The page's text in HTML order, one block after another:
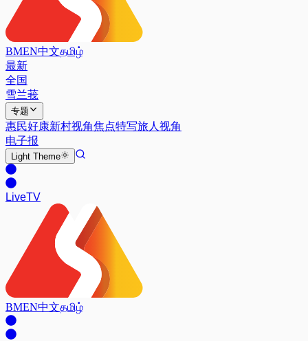
BMEN中文தமிழ்
最新
全国
雪兰莪
专题
惠民好康新村视角焦点特写旅人视角
电子报
Light Theme
LiveTV
BMEN中文தமிழ்